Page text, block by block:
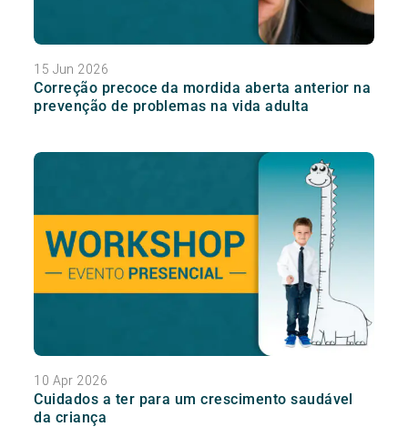
15 Jun 2026
Correção precoce da mordida aberta anterior na
prevenção de problemas na vida adulta
10 Apr 2026
Cuidados a ter para um crescimento saudável
da criança